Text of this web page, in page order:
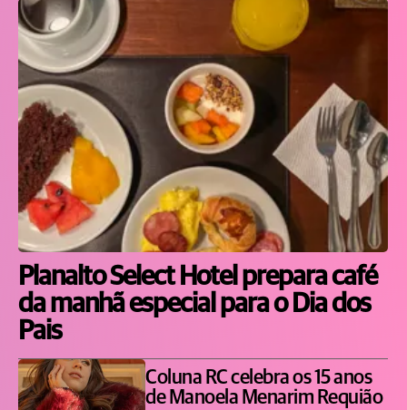
Planalto Select Hotel prepara café
da manhã especial para o Dia dos
Pais
Coluna RC celebra os 15 anos
de Manoela Menarim Requião